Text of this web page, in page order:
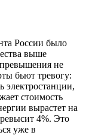
России было
выше
превышения не
бьют тревогу:
электростанции,
стоимость
вырастет на
4%. Это
уже в